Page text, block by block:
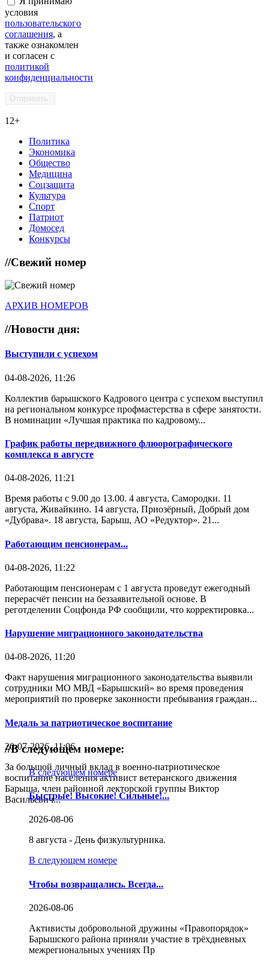
условия
пользовательского
соглашения, а
также ознакомлен
и согласен с
политикой
конфиденциальности
12+
Политика
Экономика
Общество
Медицина
Соцзащита
Культура
Спорт
Патриот
Домосед
Конкурсы
//Свежий номер
АРХИВ НОМЕРОВ
//Новости дня:
Выступили с успехом
04-08-2026, 11:26
Коллектив барышского Кадрового центра с успехом выступил
на региональном конкурсе профмастерства в сфере занятости.
В номинации «Лучшая практика по кадровому...
График работы передвижного флюорографического
комплекса в августе
04-08-2026, 11:21
Время работы с 9.00 до 13.00. 4 августа, Самородки. 11
августа, Живайкино. 14 августа, Приозёрный, Добрый дом
«Дубрава». 18 августа, Барыш, АО «Редуктор». 21...
Работающим пенсионерам...
04-08-2026, 11:22
Работающим пенсионерам с 1 августа проведут ежегодный
перерасчёт пенсии на беззаявительной основе. В
реготделении Соцфонда РФ сообщили, что корректировка...
Нарушение миграционного законодательства
04-08-2026, 11:20
Факт нарушения миграционного законодательства выявили
сотрудники МО МВД «Барышский» во время проведения
мероприятий по проверке законности пребывания граждан...
Медаль за патриотическое воспитание
20-07-2026, 11:06
За большой личный вклад в военно-патриотическое
воспитание населения активист ветеранского движения
Барыша, член районной лекторской группы Виктор
Васильевич...
//В следующем номере:
В следующем номере
Быстрые! Высокие! Сильные!...
2026-08-06
8 августа - День физкультурника.
В следующем номере
Чтобы возвращались. Всегда...
2026-08-06
Активисты добровольной дружины «Правопорядок»
Барышского района приняли участие в трёхдневных
межрегиональных учениях Пр